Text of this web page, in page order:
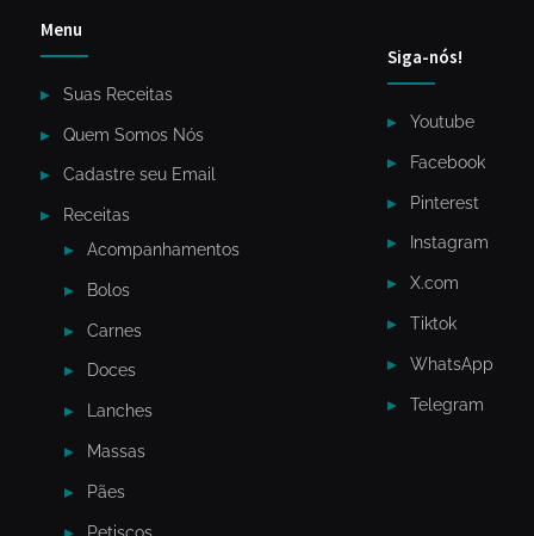
Menu
Suas Receitas
Quem Somos Nós
Cadastre seu Email
Receitas
Acompanhamentos
Bolos
Carnes
Doces
Lanches
Massas
Pães
Siga-nós!
Youtube
Facebook
Pinterest
Instagram
X.com
Tiktok
WhatsApp
Telegram